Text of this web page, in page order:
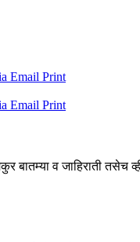
Email Print
Email Print
व जाहिराती तसेच